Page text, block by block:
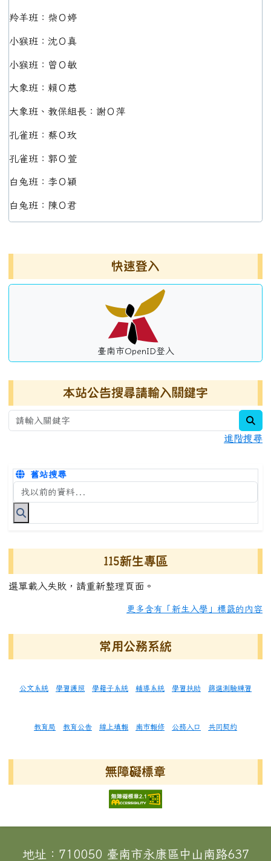
羚羊班：柴Ｏ婷
小猴班：沈Ｏ真
小猴班：曾Ｏ敏
大象班：賴Ｏ慈
大象班、教保組長：謝Ｏ萍
孔雀班：蔡Ｏ玫
孔雀班：郭Ｏ萱
白兔班：李Ｏ穎
白兔班：陳Ｏ君
快速登入
臺南市OpenID登入
本站公告搜尋請輸入關鍵字
進階搜尋
舊站搜尋
搜尋台南市永康國小全球資訊網關鍵字
115新生專區
選單載入失敗，請重新整理頁面。
更多含有「新生入學」標籤的內容
常用公務系統
公文系統 學習護照 學籍子系統 輔導系統 學習扶助 篩選測驗練習
教育局 教育公告 線上填報 南市報修 公務入口 共同契約
無障礙標章
頁尾區域內容
地址：710050 臺南市永康區中山南路637